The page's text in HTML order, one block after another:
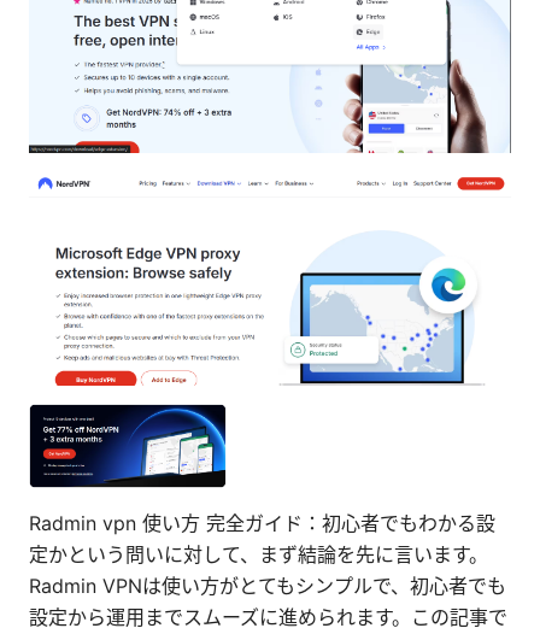
Radmin vpn 使い方 完全ガイド：初心者でもわかる設
定かという問いに対して、まず結論を先に言います。
Radmin VPNは使い方がとてもシンプルで、初心者でも
設定から運用までスムーズに進められます。この記事で